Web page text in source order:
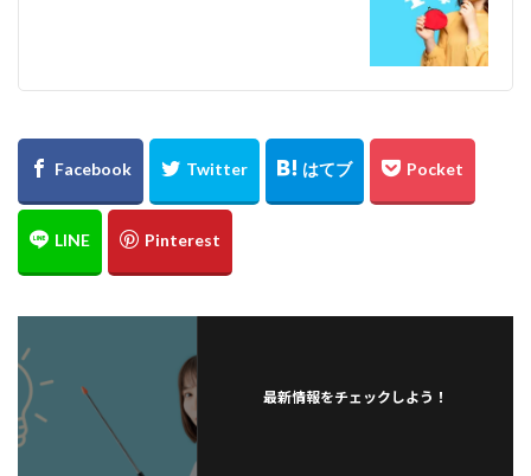
最新情報をチェックしよう！